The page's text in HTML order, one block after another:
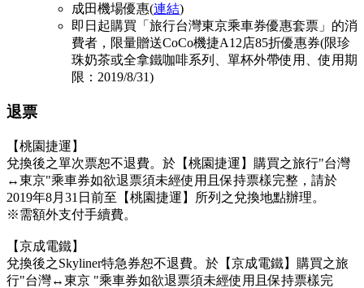
成田機場優惠(連結)
即日起購買「旅行台灣東京乘車券優惠套票」的消
費者，限量贈送CoCo機捷A12店85折優惠券(限珍
珠奶茶或全拿鐵咖啡系列、單杯外帶使用、使用期
限：2019/8/31)
退票
【桃園捷運】
兌換後之單次票恕不退費。於【桃園捷運】購買之旅行"台灣
↔東京"乘車券如欲退票須未經使用且保持票樣完整，請於
2019年8月31日前至【桃園捷運】所列之兌換地點辦理。
※需額外支付手續費。
【京成電鐵】
兌換後之Skyliner特急券恕不退費。於【京成電鐵】購買之旅
行"台灣↔東京 "乘車券如欲退票須未經使用且保持票樣完